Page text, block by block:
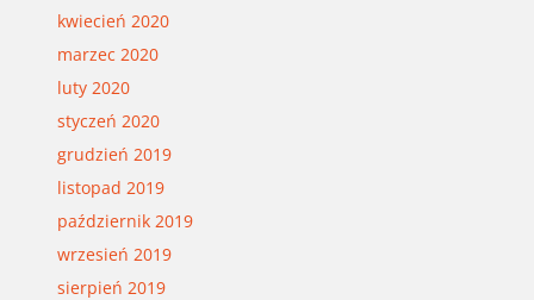
kwiecień 2020
marzec 2020
luty 2020
styczeń 2020
grudzień 2019
listopad 2019
październik 2019
wrzesień 2019
sierpień 2019